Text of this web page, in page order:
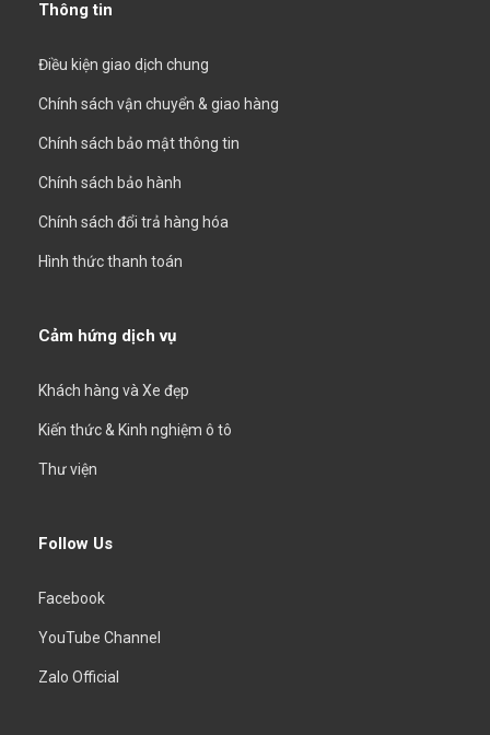
Thông tin
Điều kiện giao dịch chung
Chính sách vận chuyển & giao hàng
Chính sách bảo mật thông tin
Chính sách bảo hành
Chính sách đổi trả hàng hóa
Hình thức thanh toán
Cảm hứng dịch vụ
Khách hàng và Xe đẹp
Kiến thức & Kinh nghiệm ô tô
Thư viện
Follow Us
Facebook
YouTube Channel
Zalo Official